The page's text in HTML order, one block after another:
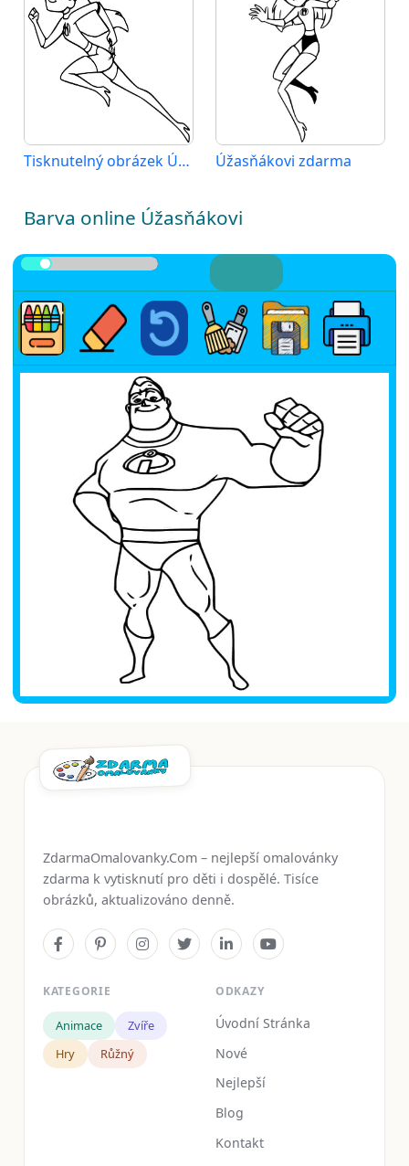
Tisknutelný obrázek Úžasňákovi Úžasňákovi zdarma
Barva online Úžasňákovi
ZdarmaOmalovanky.Com – nejlepší omalovánky
zdarma k vytisknutí pro děti i dospělé. Tisíce
obrázků, aktualizováno denně.
KATEGORIE
Animace
Zvíře
Hry
Růžný
ODKAZY
Úvodní Stránka
Nové
Nejlepší
Blog
Kontakt